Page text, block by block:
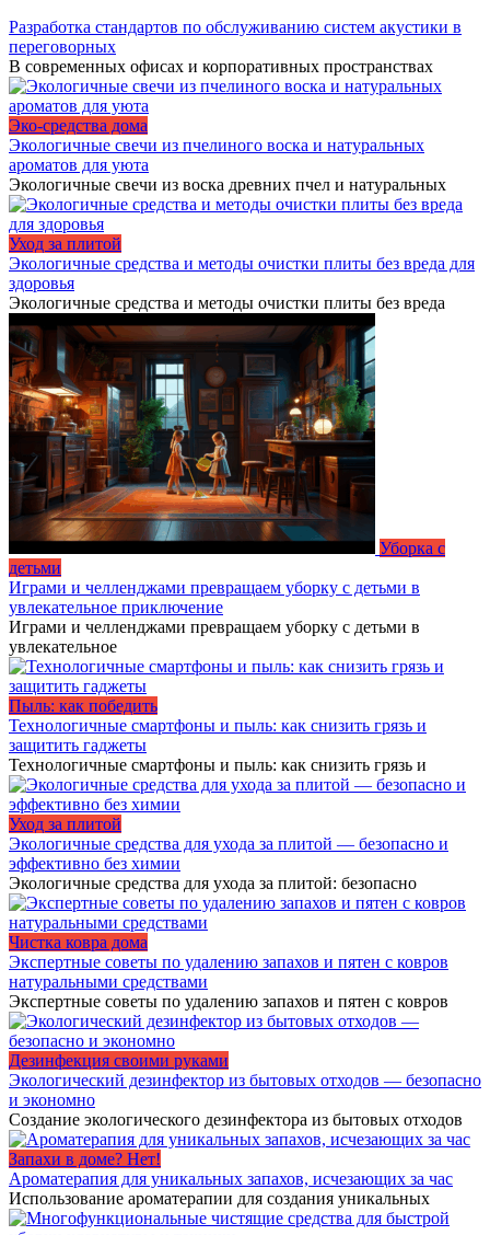
Разработка стандартов по обслуживанию систем акустики в
переговорных
В современных офисах и корпоративных пространствах
Эко-средства дома
Экологичные свечи из пчелиного воска и натуральных
ароматов для уюта
Экологичные свечи из воска древних пчел и натуральных
Уход за плитой
Экологичные средства и методы очистки плиты без вреда для
здоровья
Экологичные средства и методы очистки плиты без вреда
Уборка с
детьми
Играми и челленджами превращаем уборку с детьми в
увлекательное приключение
Играми и челленджами превращаем уборку с детьми в
увлекательное
Пыль: как победить
Технологичные смартфоны и пыль: как снизить грязь и
защитить гаджеты
Технологичные смартфоны и пыль: как снизить грязь и
Уход за плитой
Экологичные средства для ухода за плитой — безопасно и
эффективно без химии
Экологичные средства для ухода за плитой: безопасно
Чистка ковра дома
Экспертные советы по удалению запахов и пятен с ковров
натуральными средствами
Экспертные советы по удалению запахов и пятен с ковров
Дезинфекция своими руками
Экологический дезинфектор из бытовых отходов — безопасно
и экономно
Создание экологического дезинфектора из бытовых отходов
Запахи в доме? Нет!
Ароматерапия для уникальных запахов, исчезающих за час
Использование ароматерапии для создания уникальных